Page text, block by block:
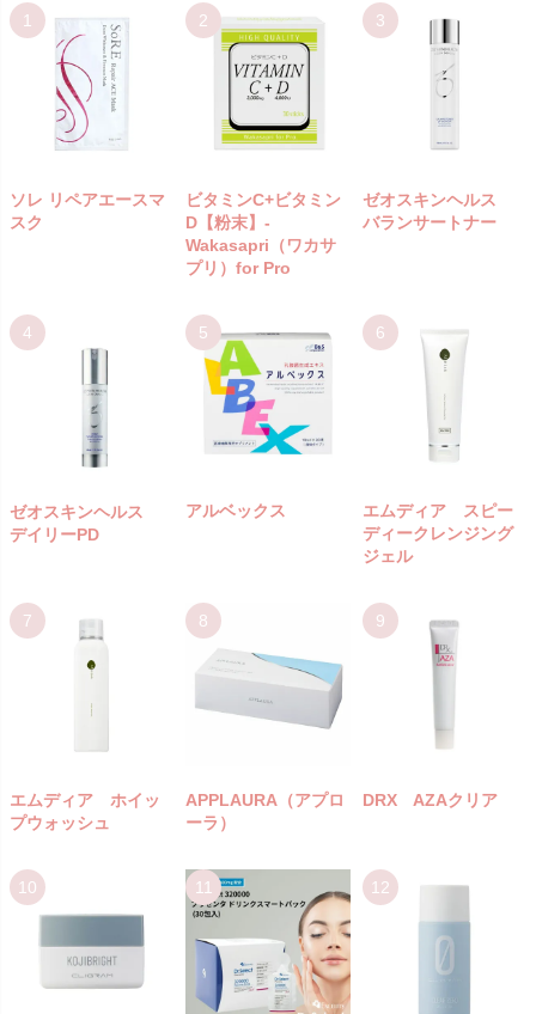
ソレ リペアエースマ
スク
ビタミンC+ビタミン
D【粉末】-
Wakasapri（ワカサ
プリ）for Pro
ゼオスキンヘルス
バランサートナー
ゼオスキンヘルス
デイリーPD
アルベックス
エムディア スピー
ディークレンジング
ジェル
エムディア ホイッ
プウォッシュ
APPLAURA（アプロ
ーラ）
DRX AZAクリア